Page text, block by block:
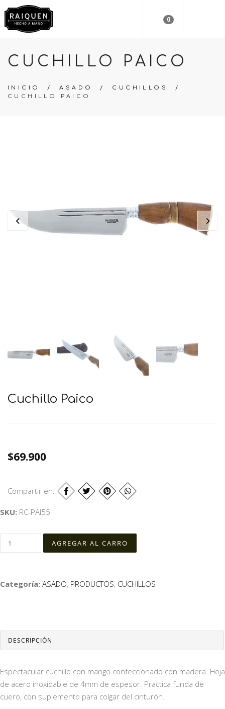
0
CUCHILLO PAICO
INICIO /ASADO / CUCHILLOS
/
CUCHILLO PAICO
Cuchillo Paico
$69.900
Compartir en:
SKU: RC-PAI55
Categoría: ASADO, PRODUCTOS, CUCHILLOS
DESCRIPCIÓN
Espectacular cuchillo con mango confeccionado con madera. Hoja
de acero inoxidable de 4mm de espesor. Practica funda de
cuero, con suplemento para colgar del cinturón.